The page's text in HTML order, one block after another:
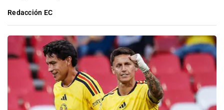
Redacción EC